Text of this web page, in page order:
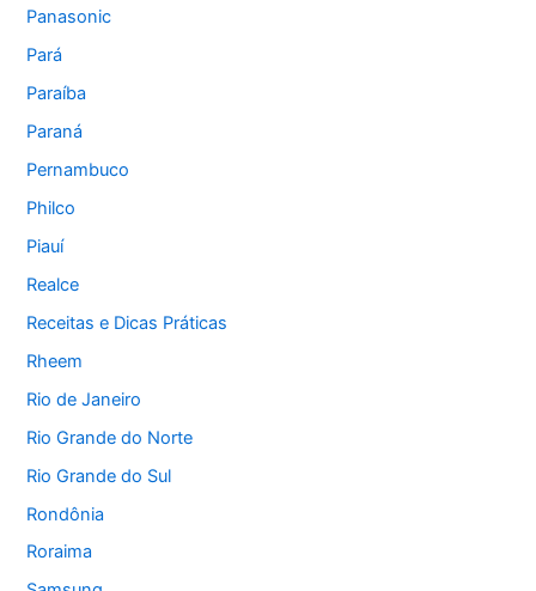
Panasonic
Pará
Paraíba
Paraná
Pernambuco
Philco
Piauí
Realce
Receitas e Dicas Práticas
Rheem
Rio de Janeiro
Rio Grande do Norte
Rio Grande do Sul
Rondônia
Roraima